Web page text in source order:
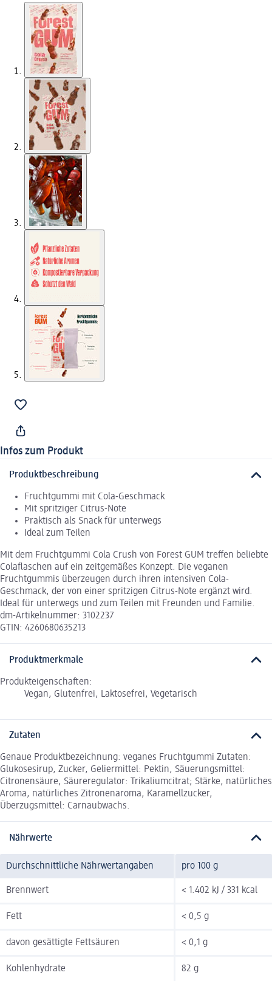
Infos zum Produkt
Produktbeschreibung
Fruchtgummi mit Cola-Geschmack
Mit spritziger Citrus-Note
Praktisch als Snack für unterwegs
Ideal zum Teilen
Mit dem Fruchtgummi Cola Crush von Forest GUM treffen beliebte
Colaflaschen auf ein zeitgemäßes Konzept. Die veganen
Fruchtgummis überzeugen durch ihren intensiven Cola-
Geschmack, der von einer spritzigen Citrus-Note ergänzt wird.
Ideal für unterwegs und zum Teilen mit Freunden und Familie.
dm-Artikelnummer: 3102237
GTIN: 4260680635213
Produktmerkmale
Produkteigenschaften:
Vegan, Glutenfrei, Laktosefrei, Vegetarisch
Zutaten
Genaue Produktbezeichnung: veganes Fruchtgummi Zutaten:
Glukosesirup, Zucker, Geliermittel: Pektin, Säuerungsmittel:
Citronensäure, Säureregulator: Trikaliumcitrat; Stärke, natürliches
Aroma, natürliches Zitronenaroma, Karamellzucker,
Überzugsmittel: Carnaubwachs.
Nährwerte
Durchschnittliche Nährwertangaben pro 100 g
Brennwert < 1.402 kJ / 331 kcal
Fett < 0,5 g
davon gesättigte Fettsäuren < 0,1 g
Kohlenhydrate 82 g